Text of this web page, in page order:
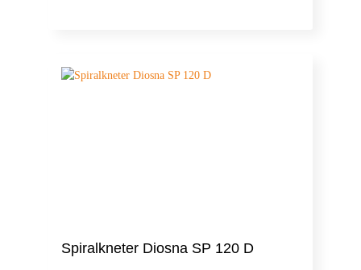
Spiralkneter Diosna SP 120 D